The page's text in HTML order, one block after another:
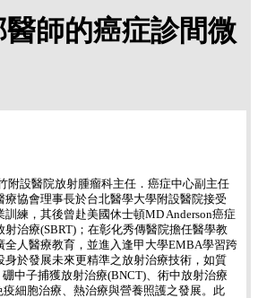
師的癌症診間微
附設醫院放射腫瘤科主任．癌症中心副主任
療協會理事長於台北醫學大學附設醫院接受
練，其後曾赴美國休士頓MD Anderson癌症
治療(SBRT)；在彰化秀傳醫院擔任醫學教
全人醫療教育，並進入逢甲大學EMBA學習跨
身於發展未來更精準之放射治療技術，如質
硼中子捕獲放射治療(BNCT)、術中放射治療
疫細胞治療、熱治療與營養照護之發展。此